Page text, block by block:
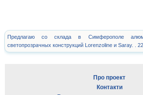
Предлагаю со склада в Симферополе
светопрозрачных конструкций Lorenzoline и Saray. .
Про проект
Контакти